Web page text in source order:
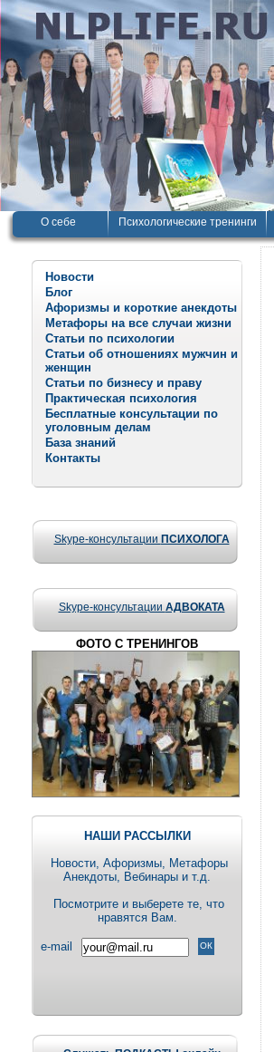
О себе Психологические тренинги
Новости
Блог
Афоризмы и короткие анекдоты
Метафоры на все случаи жизни
Статьи по психологии
Статьи об отношениях мужчин и
женщин
Статьи по бизнесу и праву
Практическая психология
Бесплатные консультации по
уголовным делам
База знаний
Контакты
Skype-консультации ПСИХОЛОГА
Skype-консультации АДВОКАТА
ФОТО С ТРЕНИНГОВ
НАШИ РАССЫЛКИ
Новости, Aфоризмы, Метафоры
Анекдоты, Вебинары и т.д.
Посмотрите и выберете те, что
нравятся Вам.
e-mail